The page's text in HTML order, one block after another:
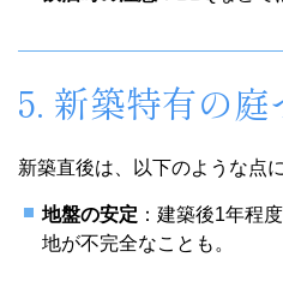
5. 新築特有の
新築直後は、以下のような点
地盤の安定 ：建築後1年程
地が不完全なことも。